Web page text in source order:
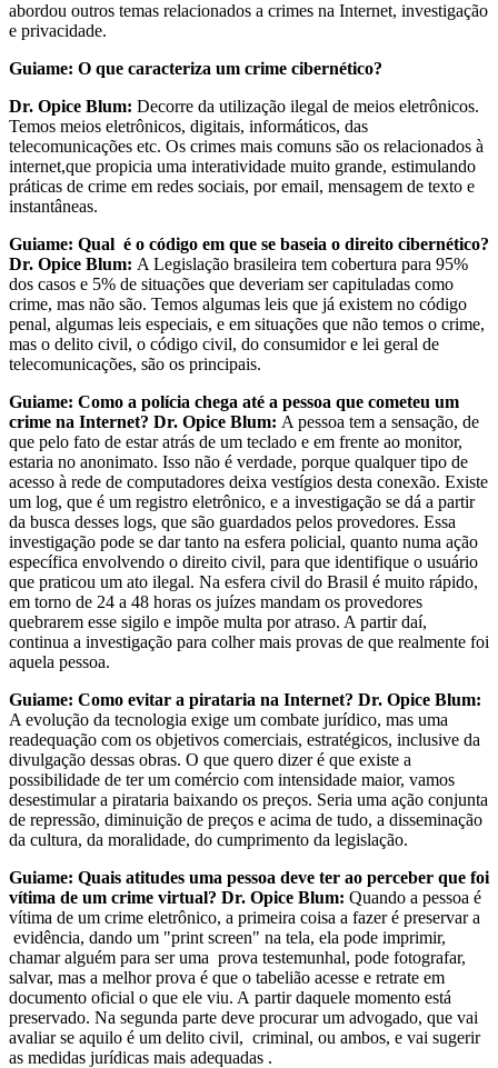
abordou outros temas relacionados a crimes na Internet, investigação
e privacidade.
Guiame: O que caracteriza um crime cibernético?
Dr. Opice Blum: Decorre da utilização ilegal de meios eletrônicos.
Temos meios eletrônicos, digitais, informáticos, das
telecomunicações etc. Os crimes mais comuns são os relacionados à
internet,que propicia uma interatividade muito grande, estimulando
práticas de crime em redes sociais, por email, mensagem de texto e
instantâneas.
Guiame: Qual é o código em que se baseia o direito cibernético?
Dr. Opice Blum: A Legislação brasileira tem cobertura para 95%
dos casos e 5% de situações que deveriam ser capituladas como
crime, mas não são. Temos algumas leis que já existem no código
penal, algumas leis especiais, e em situações que não temos o crime,
mas o delito civil, o código civil, do consumidor e lei geral de
telecomunicações, são os principais.
Guiame: Como a polícia chega até a pessoa que cometeu um
crime na Internet? Dr. Opice Blum: A pessoa tem a sensação, de
que pelo fato de estar atrás de um teclado e em frente ao monitor,
estaria no anonimato. Isso não é verdade, porque qualquer tipo de
acesso à rede de computadores deixa vestígios desta conexão. Existe
um log, que é um registro eletrônico, e a investigação se dá a partir
da busca desses logs, que são guardados pelos provedores. Essa
investigação pode se dar tanto na esfera policial, quanto numa ação
específica envolvendo o direito civil, para que identifique o usuário
que praticou um ato ilegal. Na esfera civil do Brasil é muito rápido,
em torno de 24 a 48 horas os juízes mandam os provedores
quebrarem esse sigilo e impõe multa por atraso. A partir daí,
continua a investigação para colher mais provas de que realmente foi
aquela pessoa.
Guiame: Como evitar a pirataria na Internet? Dr. Opice Blum:
A evolução da tecnologia exige um combate jurídico, mas uma
readequação com os objetivos comerciais, estratégicos, inclusive da
divulgação dessas obras. O que quero dizer é que existe a
possibilidade de ter um comércio com intensidade maior, vamos
desestimular a pirataria baixando os preços. Seria uma ação conjunta
de repressão, diminuição de preços e acima de tudo, a disseminação
da cultura, da moralidade, do cumprimento da legislação.
Guiame: Quais atitudes uma pessoa deve ter ao perceber que foi
vítima de um crime virtual? Dr. Opice Blum: Quando a pessoa é
vítima de um crime eletrônico, a primeira coisa a fazer é preservar a
evidência, dando um "print screen" na tela, ela pode imprimir,
chamar alguém para ser uma prova testemunhal, pode fotografar,
salvar, mas a melhor prova é que o tabelião acesse e retrate em
documento oficial o que ele viu. A partir daquele momento está
preservado. Na segunda parte deve procurar um advogado, que vai
avaliar se aquilo é um delito civil, criminal, ou ambos, e vai sugerir
as medidas jurídicas mais adequadas .